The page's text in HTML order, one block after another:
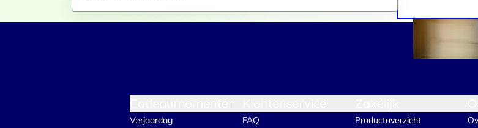
Selectie toestaan
Verjaardag
FAQ
Productoverzicht